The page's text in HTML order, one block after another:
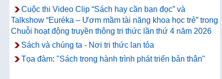
Cuộc thi Video Clip “Sách hay cần bạn đọc” và
Talkshow “Euréka – Ươm mầm tài năng khoa học trẻ” trong
Chuỗi hoạt động truyền thông tri thức lần thứ 4 năm 2026
Sách và chúng ta - Nơi tri thức lan tỏa
Tọa đàm: "Sách trong hành trình phát triển bản thân"